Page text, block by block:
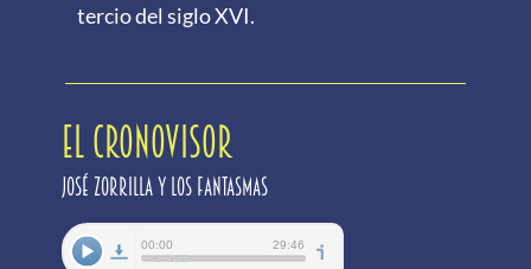
tercio del siglo XVI.
EL CRONOVISOR
José Zorrilla y los fantasmas